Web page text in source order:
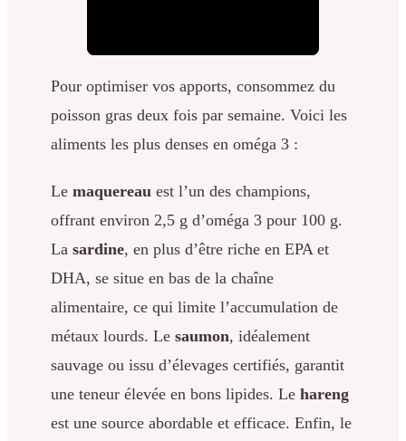
Pour optimiser vos apports, consommez du
poisson gras deux fois par semaine. Voici les
aliments les plus denses en oméga 3 :
Le maquereau est l’un des champions,
offrant environ 2,5 g d’oméga 3 pour 100 g.
La sardine, en plus d’être riche en EPA et
DHA, se situe en bas de la chaîne
alimentaire, ce qui limite l’accumulation de
métaux lourds. Le saumon, idéalement
sauvage ou issu d’élevages certifiés, garantit
une teneur élevée en bons lipides. Le hareng
est une source abordable et efficace. Enfin, le